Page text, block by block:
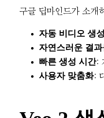
구글 딥마인드가 소개
자동 비디오 생성
자연스러운 결
빠른 생성 시간:
사용자 맞춤화: